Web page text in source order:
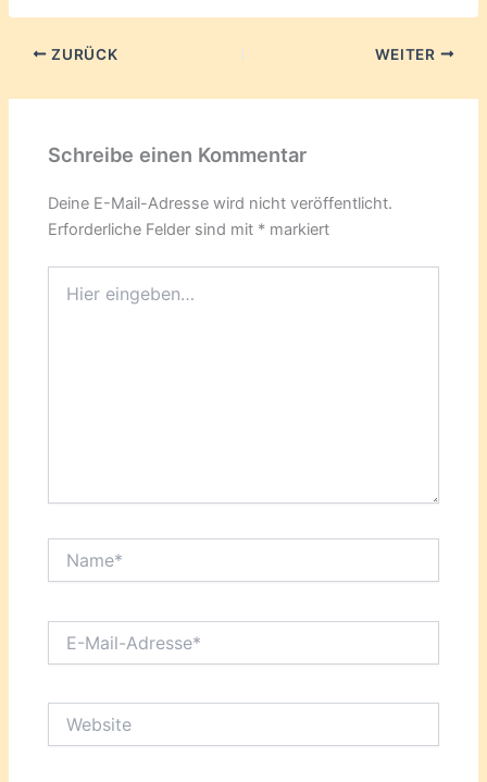
ZURÜCK WEITER
Schreibe einen Kommentar
Deine E-Mail-Adresse wird nicht veröffentlicht.
Erforderliche Felder sind mit * markiert
eingeben…
Mail-